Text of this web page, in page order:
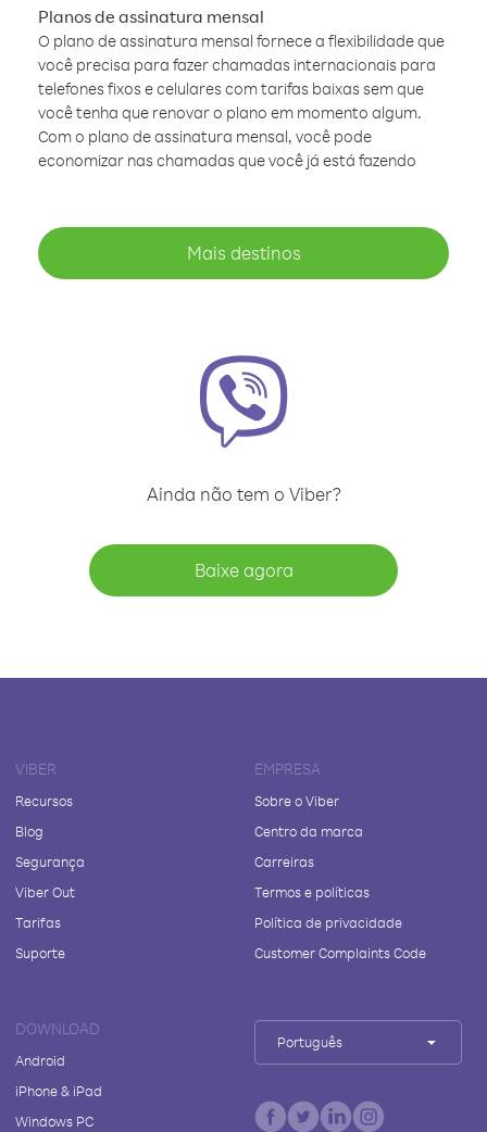
Planos de assinatura mensal
O plano de assinatura mensal fornece a flexibilidade que
você precisa para fazer chamadas internacionais para
telefones fixos e celulares com tarifas baixas sem que
você tenha que renovar o plano em momento algum.
Com o plano de assinatura mensal, você pode
economizar nas chamadas que você já está fazendo
Mais destinos
Ainda não tem o Viber?
Baixe agora
VIBER
Recursos
Blog
Segurança
Viber Out
Tarifas
Suporte
EMPRESA
Sobre o Viber
Centro da marca
Carreiras
Termos e políticas
Política de privacidade
Customer Complaints Code
DOWNLOAD
Android
iPhone & iPad
Windows PC
Português